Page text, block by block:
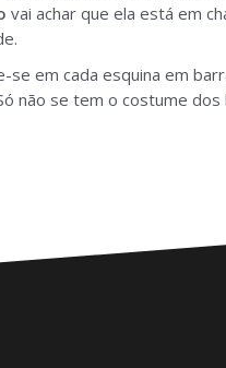
vai achar que ela está em
em cada esquina em
não se tem o costume dos